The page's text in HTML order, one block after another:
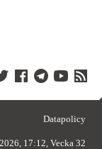
Datapolicy
17:12, Vecka 32